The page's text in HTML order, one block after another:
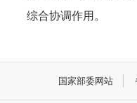
综合协调作用。
国家部委网站